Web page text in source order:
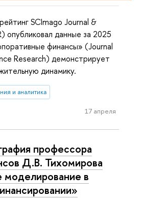
SCImago Journal &
опубликовал данные за 2025
финансы» (Journal
Research) демонстрирует
динамику.
и аналитика
17 апреля
профессора
Д.В. Тихомирова
в